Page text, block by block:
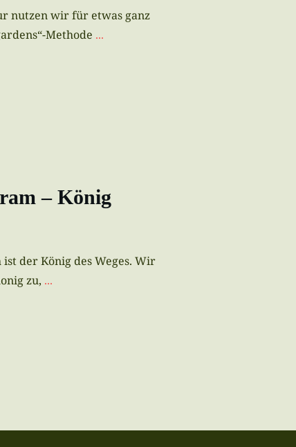
nutzen wir für etwas ganz
Methode ...
– König
der König des Weges. Wir
zu, ...